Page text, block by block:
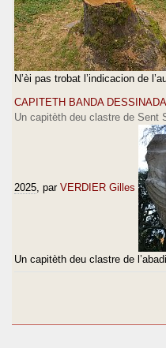
N’èi pas trobat l’indicacion de
CAPITETH BANDA
Un capitèth deu clastre de Sent
2025 , par VERDIER Gilles
Un capitèth deu clastre de